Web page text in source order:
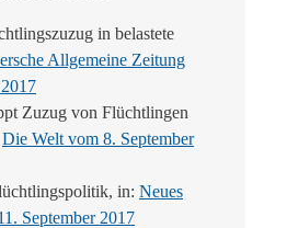
in belastete
Allgemeine Zeitung
Zuzug von Flüchtlingen
Die Welt vom 8. September
in: Neues
September 2017